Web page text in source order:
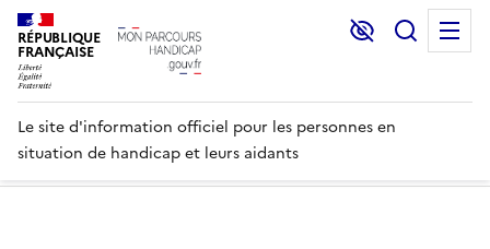
RÉPUBLIQUE
FRANÇAISE
Lecture et
Le site d'information officiel pour les personnes en
situation de handicap et leurs aidants
Un menu de navigation vous permettant de naviguer